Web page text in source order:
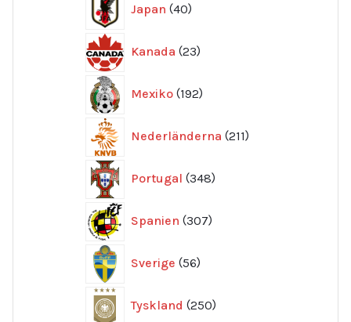
Japan 40
produkter
Kanada 23
produkter
Mexiko 192
produkter
Nederländerna 211
produkter
Portugal 348
produkter
Spanien 307
produkter
Sverige 56
produkter
Tyskland 250
produkter